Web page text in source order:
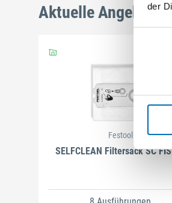
der
Aktuelle Angebote
Festool
SELFCLEAN Filtersack SC